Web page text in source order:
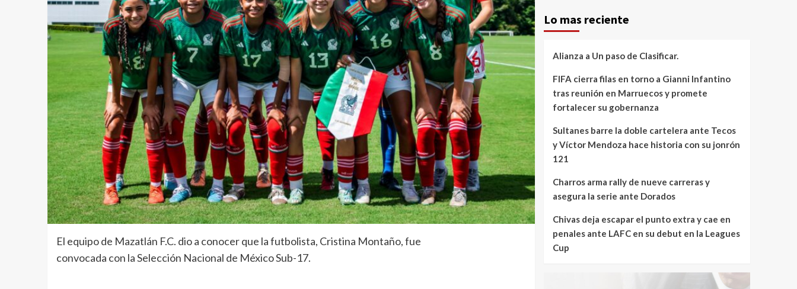
El equipo de Mazatlán F.C. dio a conocer que la futbolista, Cristina Montaño, fue
convocada con la Selección Nacional de México Sub-17.
Lo mas reciente
Alianza a Un paso de Clasificar.
FIFA cierra filas en torno a Gianni Infantino
tras reunión en Marruecos y promete
fortalecer su gobernanza
Sultanes barre la doble cartelera ante Tecos
y Víctor Mendoza hace historia con su jonrón
121
Charros arma rally de nueve carreras y
asegura la serie ante Dorados
Chivas deja escapar el punto extra y cae en
penales ante LAFC en su debut en la Leagues
Cup